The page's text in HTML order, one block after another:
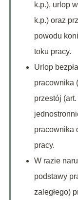
k.p.), urlop
k.p.) oraz
powodu
toku pracy.
Urlop
pracownika
przestój
pracownika
pracy.
W razie
podstawy
zaległego)